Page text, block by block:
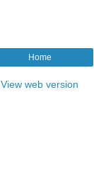
Home
View web version